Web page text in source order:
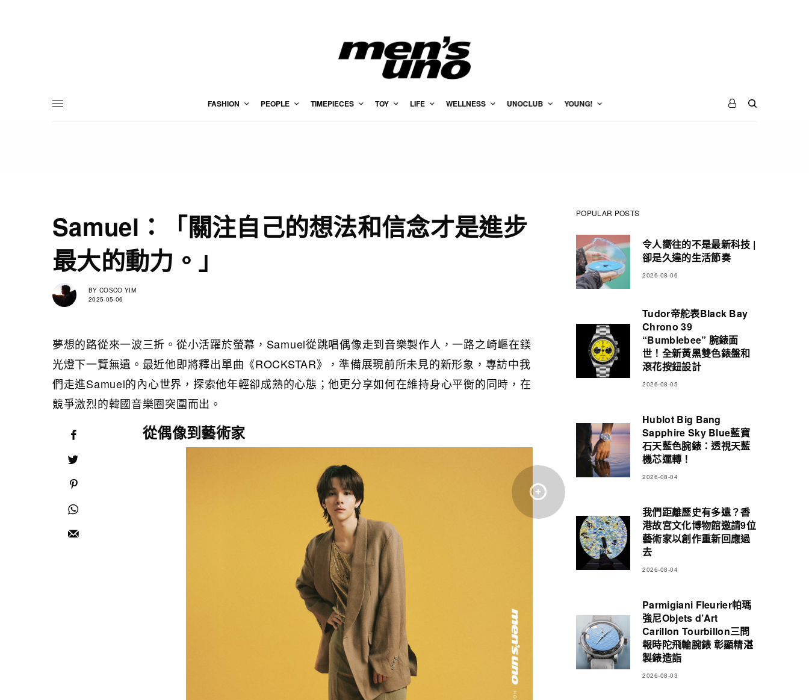
FASHION PEOPLE TIMEPIECES TOY LIFE WELLNESS UNOCLUB YOUNG!
Samuel：「關注自己的想法和信念才是進步
最大的動力。」
BY COSCO YIM
2025-05-06
夢想的路從來一波三折。從小活躍於螢幕，Samuel從跳唱偶像走到音樂製作人，一路之崎嶇在鎂
光燈下一覽無遺。最近他即將釋出單曲《ROCKSTAR》，準備展現前所未見的新形象，專訪中我
們走進Samuel的內心世界，探索他年輕卻成熟的心態；他更分享如何在維持身心平衡的同時，在
競爭激烈的韓國音樂圈突圍而出。
從偶像到藝術家
POPULAR POSTS
令人嚮往的不是最新科技 |
卻是久違的生活節奏
2026-08-06
Tudor帝舵表Black Bay
Chrono 39
“Bumblebee” 腕錶面
世！全新黃黑雙色錶盤和
滾花按鈕設計
2026-08-05
Hublot Big Bang
Sapphire Sky Blue藍寶
石天藍色腕錶：透視天藍
機芯運轉！
2026-08-04
我們距離歷史有多遠？香
港故宮文化博物館邀請9位
藝術家以創作重新回應過
去
2026-08-04
Parmigiani Fleurier帕瑪
強尼Objets d’Art
Carillon Tourbillon三問
報時陀飛輪腕錶 彰顯精湛
製錶造詣
2026-08-03